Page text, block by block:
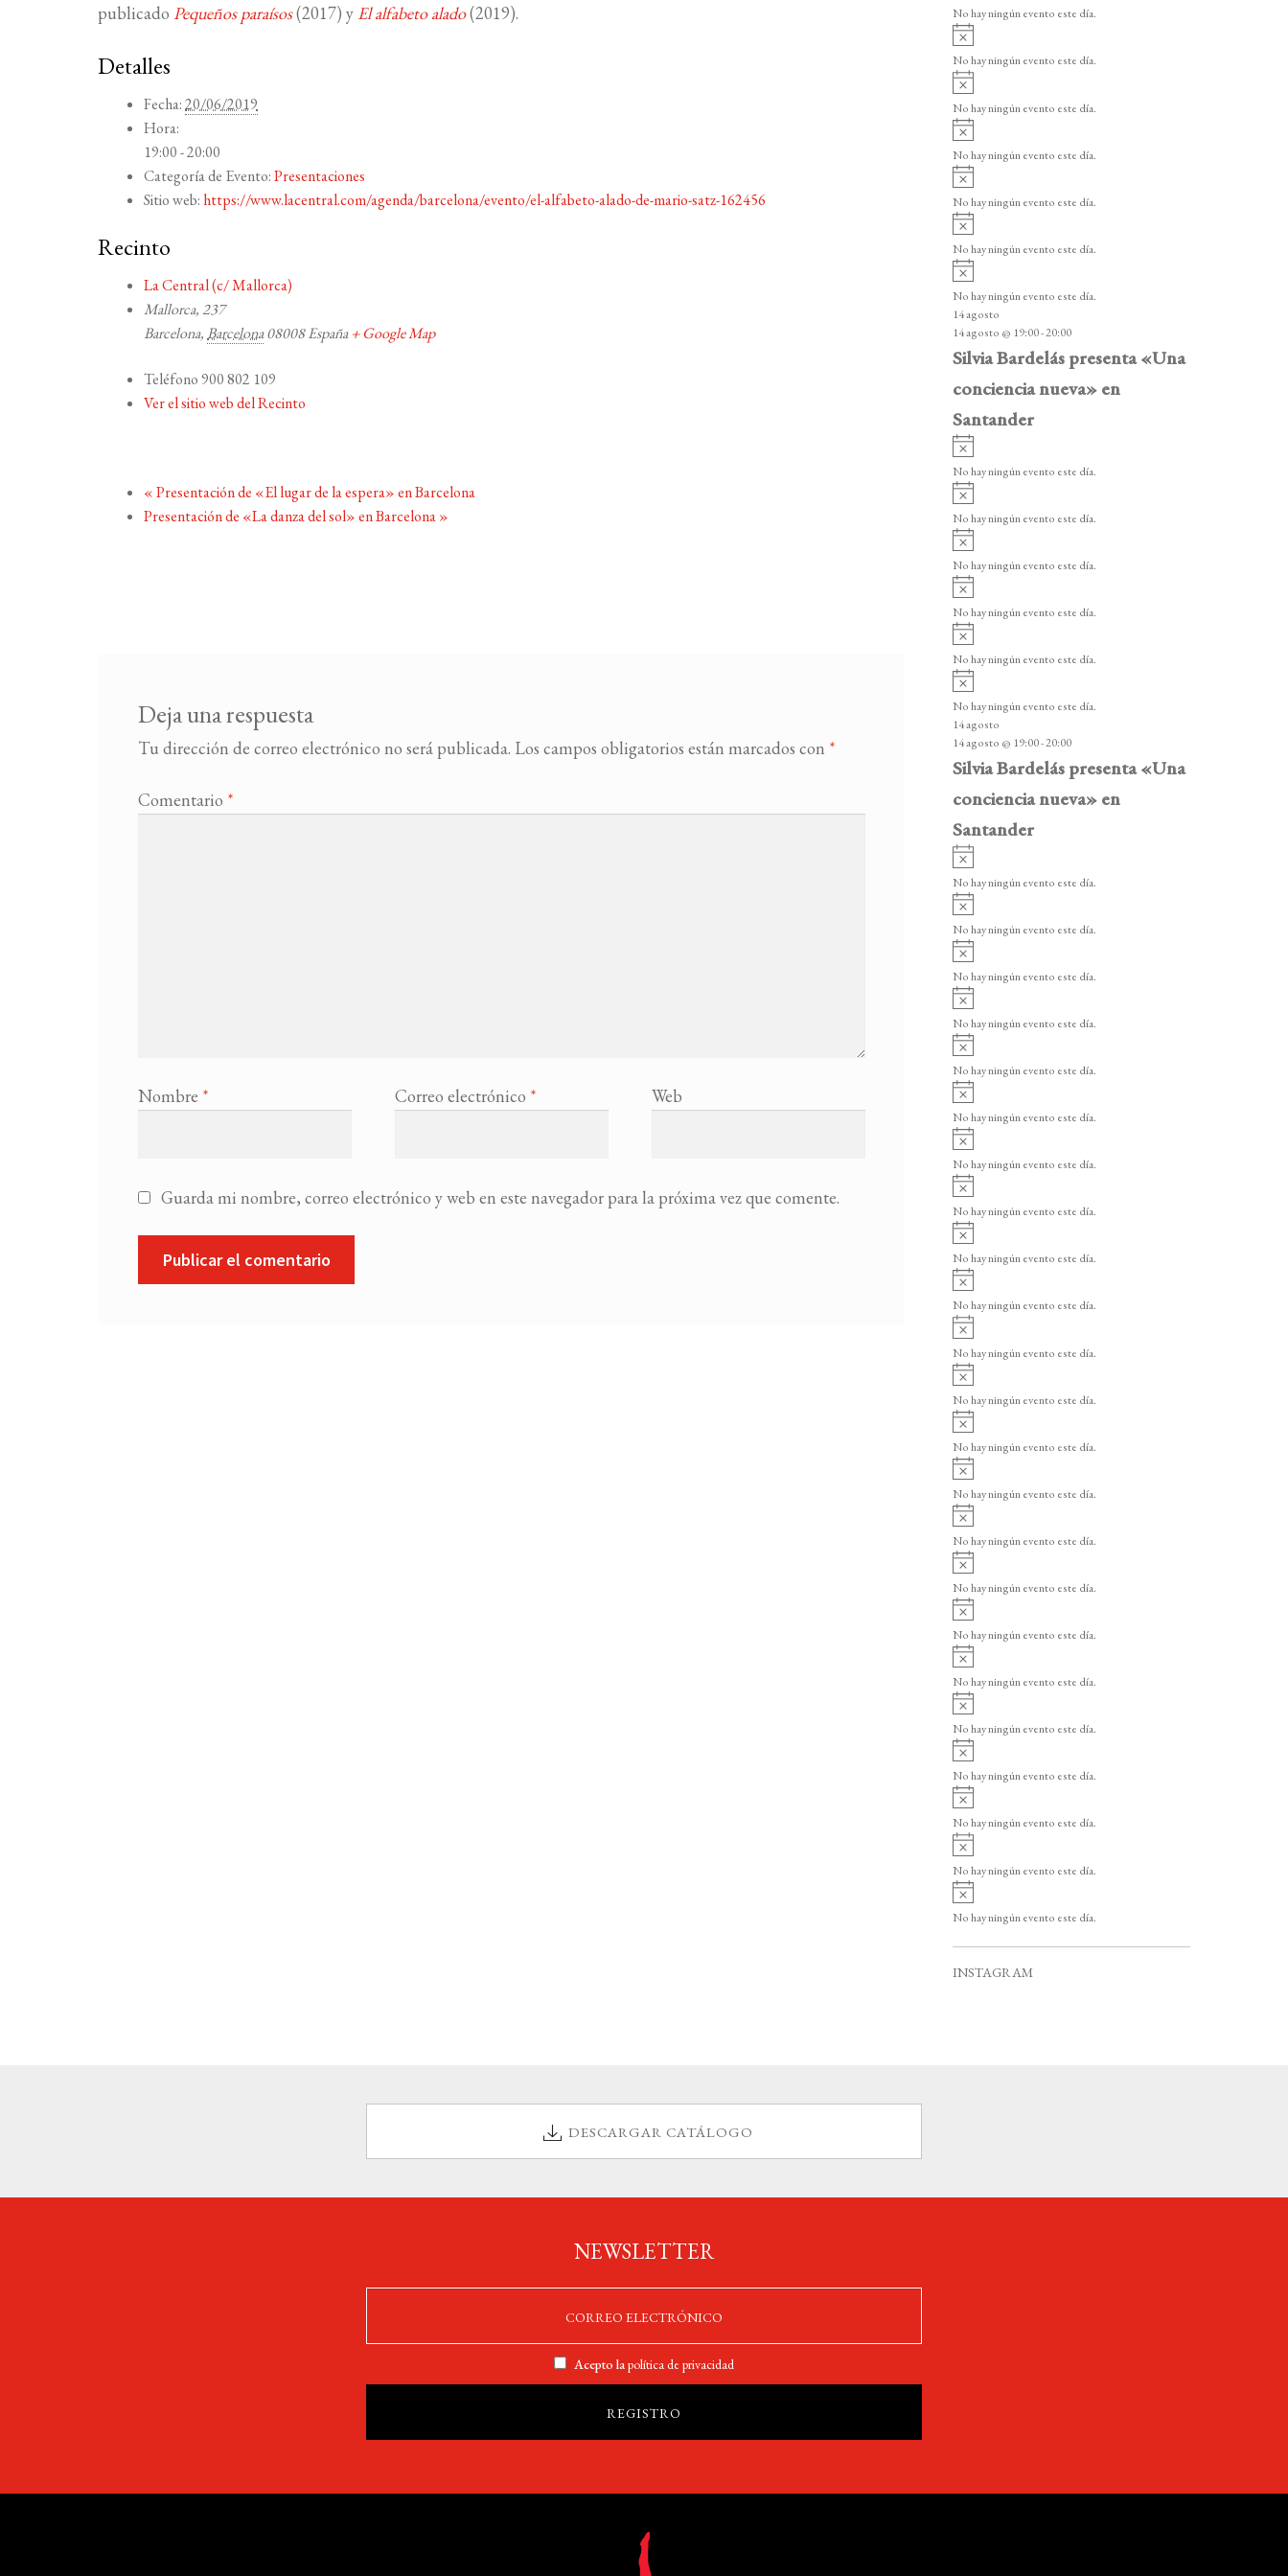
publicadoPequeños paraísos(2017) y El alfabeto alado(2019).
Detalles
Fecha: 20/06/2019
Hora:
19:00 - 20:00
Categoría de Evento: Presentaciones
Sitio web: https://www.lacentral.com/agenda/barcelona/evento/el-alfabeto-alado-de-mario-satz-162456
Recinto
La Central (c/ Mallorca)
Mallorca, 237
Barcelona, Barcelona08008España + Google Map
Teléfono 900 802 109
Ver el sitio web del Recinto
«Presentación de «El lugar de la espera» en Barcelona
Presentación de «La danza del sol» en Barcelona»
Deja una respuesta
Tu dirección de correo electrónico no será publicada. Los campos obligatorios están marcados con *
Comentario *
Nombre * Correo electrónico * Web
Guarda mi nombre, correo electrónico y web en este navegador para la próxima vez que comente.
e
n
t
o
s
o
i
o
No hay ningún evento este día.
v
i
o
No hay ningún evento este día.
A
v
i
o
No hay ningún evento este día.
A
v
i
o
No hay ningún evento este día.
v
i
o
No hay ningún evento este día.
v
i
o
No hay ningún evento este día.
v
i
s
o
No hay ningún evento este día.
14 agosto
14 agosto @ 19:00-20:00
Silvia Bardelás presenta «Una
conciencia nueva» en
Santander
v
i
o
No hay ningún evento este día.
v
i
o
No hay ningún evento este día.
v
i
o
No hay ningún evento este día.
v
i
o
No hay ningún evento este día.
v
i
o
No hay ningún evento este día.
v
i
s
o
No hay ningún evento este día.
14 agosto
14 agosto @ 19:00-20:00
Silvia Bardelás presenta «Una
conciencia nueva» en
Santander
A
v
i
o
No hay ningún evento este día.
A
v
i
o
No hay ningún evento este día.
v
i
o
No hay ningún evento este día.
v
i
o
No hay ningún evento este día.
v
i
o
No hay ningún evento este día.
v
i
o
No hay ningún evento este día.
v
i
o
No hay ningún evento este día.
v
i
o
No hay ningún evento este día.
v
i
o
No hay ningún evento este día.
v
i
o
No hay ningún evento este día.
A
v
i
o
No hay ningún evento este día.
A
v
i
o
No hay ningún evento este día.
A
v
i
o
No hay ningún evento este día.
v
i
o
No hay ningún evento este día.
v
i
o
No hay ningún evento este día.
v
i
o
No hay ningún evento este día.
v
i
o
No hay ningún evento este día.
v
i
o
No hay ningún evento este día.
v
i
o
No hay ningún evento este día.
v
i
o
No hay ningún evento este día.
v
i
o
No hay ningún evento este día.
A
v
i
o
No hay ningún evento este día.
A
v
i
No hay ningún evento este día.
INSTAGRAM
DESCARGAR CATÁLOGO
NEWSLETTER
Acepto lapolítica de privacidad